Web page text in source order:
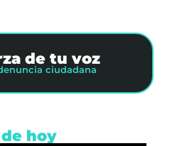
de tu voz
ciudadana
hoy